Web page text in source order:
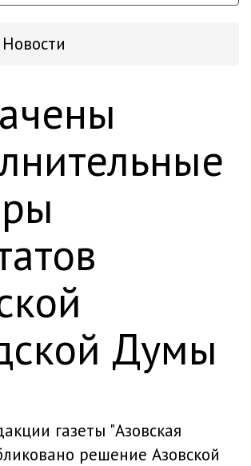
Новости
Думы
газеты "Азовская
решение Азовской